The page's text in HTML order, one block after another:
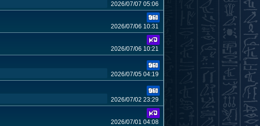
2026/07/07 05:06
2026/07/06 10:31
2026/07/06 10:21
2026/07/05 04:19
2026/07/02 23:29
2026/07/01 04:08